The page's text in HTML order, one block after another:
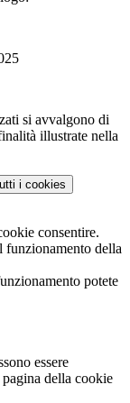
si avvalgono di
illustrate nella
i cookies
consentire.
funzionamento della
potete
essere
della cookie